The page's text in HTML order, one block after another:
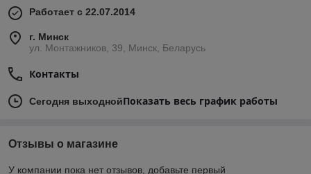
Работает с 22.07.2014
г. Минск
ул. Монтажников, 39, Минск, Беларусь
Контакты
Сегодня выходнойПоказать весь график работы
Отзывы о магазине
У компании пока нет отзывов, добавьте первый